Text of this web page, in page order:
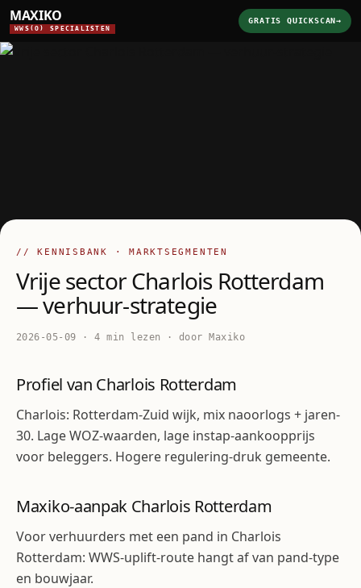
MAXIKO
WWS(O) SPECIALISTEN
GRATIS QUICKSCAN→
// KENNISBANK · MARKTSEGMENTEN
Vrije sector Charlois Rotterdam
— verhuur-strategie
2026-05-09 · 4 min lezen · door Maxiko
Profiel van Charlois Rotterdam
Charlois: Rotterdam-Zuid wijk, mix naoorlogs + jaren-
30. Lage WOZ-waarden, lage instap-aankoopprijs
voor beleggers. Hogere regulering-druk gemeente.
Maxiko-aanpak Charlois Rotterdam
Voor verhuurders met een pand in Charlois
Rotterdam: WWS-uplift-route hangt af van pand-type
en bouwjaar.